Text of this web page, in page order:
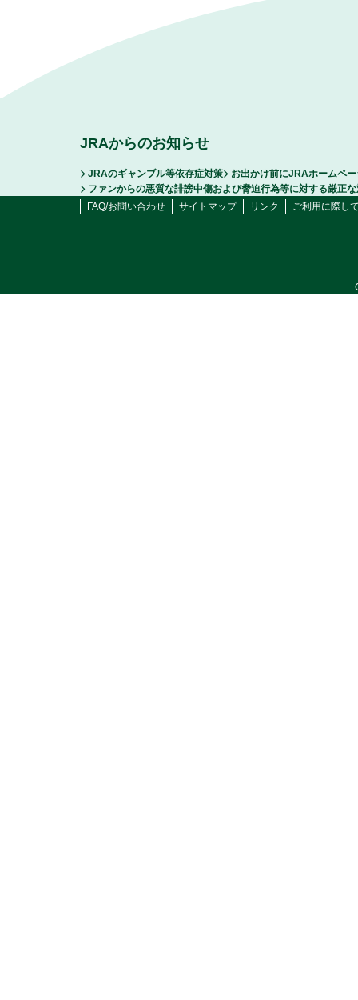
JRAからのお知らせ
JRAのギャンブル等依存症対策
お出かけ前にJRAホームペ
ファンからの悪質な誹謗中傷および脅迫行為等に対する厳正
FAQ/お問い合わせ
サイトマップ リンク ご利用に際し